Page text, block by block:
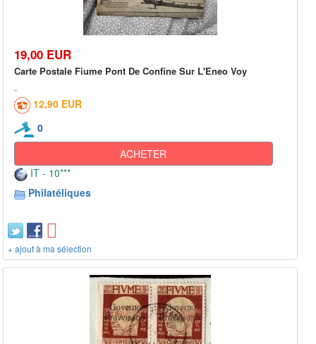
19,00 EUR
Carte Postale Fiume Pont De Confine Sur L'Eneo Voy
12,90 EUR
0
ACHETER
IT - 10***
Philatéliques
+ ajout à ma sélection